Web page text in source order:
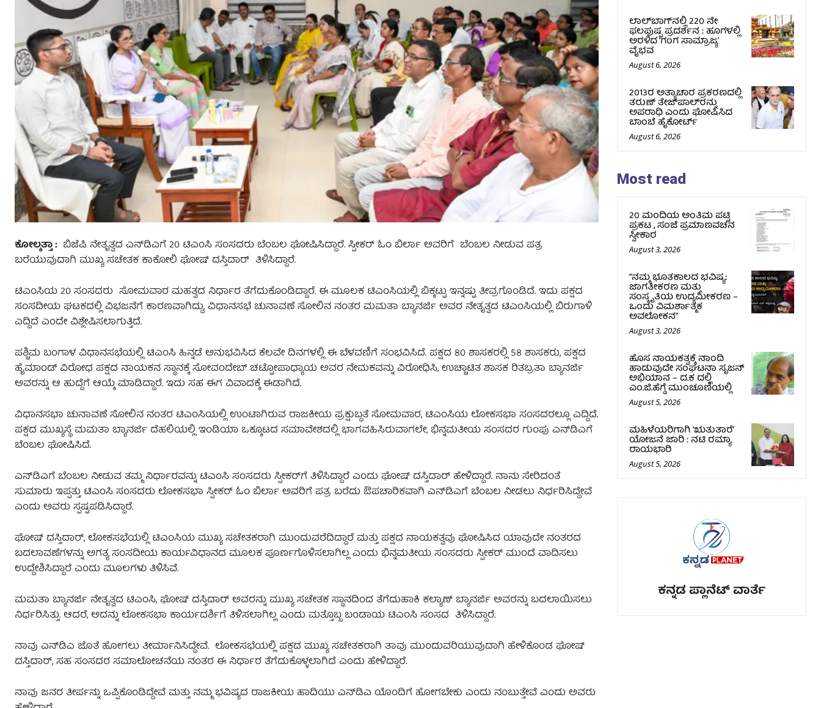
ಕೋಲ್ಕತ್ತಾ : ಬಿಜೆಪಿ ನೇತೃತ್ವದ ಎನ್‌ಡಿಎಗೆ 20 ಟಿಎಂಸಿ ಸಂಸದರು ಬೆಂಬಲ ಘೋಷಿಸಿದ್ದಾರೆ. ಸ್ಪೀಕರ್ ಓಂ ಬಿರ್ಲಾ ಅವರಿಗೆ ಬೆಂಬಲ ನೀಡುವ ಪತ್ರ
ಬರೆಯುವುದಾಗಿ ಮುಖ್ಯ ಸಚೇತಕ ಕಾಕೋಲಿ ಘೋಷ್ ದಸ್ತಿದಾರ್ ತಿಳಿಸಿದ್ದಾರೆ.
ಟಿಎಂಸಿಯ 20 ಸಂಸದರು ಸೋಮವಾರ ಮಹತ್ವದ ನಿರ್ಧಾರ ತೆಗೆದುಕೊಂಡಿದ್ದಾರೆ. ಈ ಮೂಲಕ ಟಿಎಂಸಿಯಲ್ಲಿ ಬಿಕ್ಕಟ್ಟು ಇನ್ನಷ್ಟು ತೀವ್ರಗೊಂಡಿದೆ. ಇದು ಪಕ್ಷದ
ಸಂಸದೀಯ ಘಟಕದಲ್ಲಿ ವಿಭಜನೆಗೆ ಕಾರಣವಾಗಿದ್ದು, ವಿಧಾನಸಭೆ ಚುನಾವಣೆ ಸೋಲಿನ ನಂತರ ಮಮತಾ ಬ್ಯಾನರ್ಜಿ ಅವರ ನೇತೃತ್ವದ ಟಿಎಂಸಿಯಲ್ಲಿ ಬಿರುಗಾಳಿ
ಎದ್ದಿದೆ ಎಂದೇ ವಿಶ್ಲೇಷಿಸಲಾಗುತ್ತಿದೆ.
ಪಶ್ಚಿಮ ಬಂಗಾಳ ವಿಧಾನಸಭೆಯಲ್ಲಿ ಟಿಎಂಸಿ ಹಿನ್ನಡೆ ಅನುಭವಿಸಿದ ಕೆಲವೇ ದಿನಗಳಲ್ಲಿ ಈ ಬೆಳವಣಿಗೆ ಸಂಭವಿಸಿದೆ. ಪಕ್ಷದ 80 ಶಾಸಕರಲ್ಲಿ 58 ಶಾಸಕರು, ಪಕ್ಷದ
ಹೈಮಾಂಡ್ ವಿರೋಧ ಪಕ್ಷದ ನಾಯಕನ ಸ್ಥಾನಕ್ಕೆ ಸೋವಂದೇಬ್ ಚಟ್ಟೋಪಾಧ್ಯಾಯ ಅವರ ನೇಮಕವನ್ನು ವಿರೋಧಿಸಿ, ಉಚ್ಚಾಟಿತ ಶಾಸಕ ರಿತಬ್ರತಾ ಬ್ಯಾನರ್ಜಿ
ಅವರನ್ನು ಆ ಹುದ್ದೆಗೆ ಆಯ್ಕೆ ಮಾಡಿದ್ದಾರೆ. ಇದು ಸಹ ಈಗ ವಿವಾದಕ್ಕೆ ಈಡಾಗಿದೆ.
ವಿಧಾನಸಭಾ ಚುನಾವಣೆ ಸೋಲಿನ ನಂತರ ಟಿಎಂಸಿಯಲ್ಲಿ ಉಂಟಾಗಿರುವ ರಾಜಕೀಯ ಪ್ರಕ್ಷುಬ್ಧತೆ ಸೋಮವಾರ, ಟಿಎಂಸಿಯ ಲೋಕಸಭಾ ಸಂಸದರಲ್ಲೂ ಎದ್ದಿದೆ.
ಪಕ್ಷದ ಮುಖ್ಯಸ್ಥೆ ಮಮತಾ ಬ್ಯಾನರ್ಜಿ ದೆಹಲಿಯಲ್ಲಿ ಇಂಡಿಯಾ ಒಕ್ಕೂಟದ ಸಮಾವೇಶದಲ್ಲಿ ಭಾಗವಹಿಸಿರುವಾಗಲೇ, ಭಿನ್ನಮತೀಯ ಸಂಸದರ ಗುಂಪು ಎನ್‌ಡಿಎಗೆ
ಬೆಂಬಲ ಘೋಷಿಸಿದೆ.
ಎನ್‌ಡಿಎಗೆ ಬೆಂಬಲ ನೀಡುವ ತಮ್ಮ ನಿರ್ಧಾರವನ್ನು ಟಿಎಂಸಿ ಸಂಸದರು ಸ್ಪೀಕರ್‌ಗೆ ತಿಳಿಸಿದ್ದಾರೆ ಎಂದು ಘೋಷ್ ದಸ್ತಿದಾರ್ ಹೇಳಿದ್ದಾರೆ. ನಾನು ಸೇರಿದಂತೆ
ಸುಮಾರು ಇಪ್ಪತ್ತು ಟಿಎಂಸಿ ಸಂಸದರು ಲೋಕಸಭಾ ಸ್ಪೀಕರ್ ಓಂ ಬಿರ್ಲಾ ಅವರಿಗೆ ಪತ್ರ ಬರೆದು ಔಪಚಾರಿಕವಾಗಿ ಎನ್‌ಡಿಎಗೆ ಬೆಂಬಲ ನೀಡಲು ನಿರ್ಧರಿಸಿದ್ದೇವೆ
ಎಂದು ಅವರು ಸ್ಪಷ್ಟಪಡಿಸಿದ್ದಾರೆ.
ಘೋಷ್ ದಸ್ತಿದಾರ್, ಲೋಕಸಭೆಯಲ್ಲಿ ಟಿಎಂಸಿಯ ಮುಖ್ಯ ಸಚೇತಕರಾಗಿ ಮುಂದುವರೆದಿದ್ದಾರೆ ಮತ್ತು ಪಕ್ಷದ ನಾಯಕತ್ವವು ಘೋಷಿಸಿದ ಯಾವುದೇ ನಂತರದ
ಬದಲಾವಣೆಗಳನ್ನು ಅಗತ್ಯ ಸಂಸದೀಯ ಕಾರ್ಯವಿಧಾನದ ಮೂಲಕ ಪೂರ್ಣಗೊಳಿಸಲಾಗಿಲ್ಲ ಎಂದು ಭಿನ್ನಮತೀಯ ಸಂಸದರು ಸ್ಪೀಕರ್ ಮುಂದೆ ವಾದಿಸಲು
ಉದ್ದೇಶಿಸಿದ್ದಾರೆ ಎಂದು ಮೂಲಗಳು ತಿಳಿಸಿವೆ.
ಮಮತಾ ಬ್ಯಾನರ್ಜಿ ನೇತೃತ್ವದ ಟಿಎಂಸಿ, ಘೋಷ್ ದಸ್ತಿದಾರ್ ಅವರನ್ನು ಮುಖ್ಯ ಸಚೇತಕ ಸ್ಥಾನದಿಂದ ತೆಗೆದುಹಾಕಿ ಕಲ್ಯಾಣ್ ಬ್ಯಾನರ್ಜಿ ಅವರನ್ನು ಬದಲಾಯಿಸಲು
ನಿರ್ಧರಿಸಿತ್ತು. ಆದರೆ, ಅದನ್ನು ಲೋಕಸಭಾ ಕಾರ್ಯದರ್ಶಿಗೆ ತಿಳಿಸಲಾಗಿಲ್ಲ ಎಂದು ಮತ್ತೊಬ್ಬ ಬಂಡಾಯ ಟಿಎಂಸಿ ಸಂಸದ ತಿಳಿಸಿದ್ದಾರೆ.
ನಾವು ಎನ್‌ಡಿಎ ಜೊತೆ ಹೋಗಲು ತೀರ್ಮಾನಿಸಿದ್ದೇವೆ. ಲೋಕಸಭೆಯಲ್ಲಿ ಪಕ್ಷದ ಮುಖ್ಯ ಸಚೇತಕರಾಗಿ ತಾವು ಮುಂದುವರಿಯುವುದಾಗಿ ಹೇಳಿಕೊಂಡ ಘೋಷ್
ದಸ್ತಿದಾರ್, ಸಹ ಸಂಸದರ ಸಮಾಲೋಚನೆಯ ನಂತರ ಈ ನಿರ್ಧಾರ ತೆಗೆದುಕೊಳ್ಳಲಾಗಿದೆ ಎಂದು ಹೇಳಿದ್ದಾರೆ.
ನಾವು ಜನರ ತೀರ್ಪನ್ನು ಒಪ್ಪಿಕೊಂಡಿದ್ದೇವೆ ಮತ್ತು ನಮ್ಮ ಭವಿಷ್ಯದ ರಾಜಕೀಯ ಹಾದಿಯು ಎನ್‌ಡಿಎ ಯೊಂದಿಗೆ ಹೋಗಬೇಕು ಎಂದು ನಂಬುತ್ತೇವೆ ಎಂದು ಅವರು
ಲಾಲ್‍ಬಾಗ್‍ನಲ್ಲಿ 220 ನೇ
ಫಲಪುಷ್ಪ ಪ್ರದರ್ಶನ : ಹೂಗಳಲ್ಲಿ
ಅರಳಿದ ‘ಗಂಗ ಸಾಮ್ರಾಜ್ಯ’
ವೈಭವ
August 6, 2026
2013ರ ಅತ್ಯಾಚಾರ ಪ್ರಕರಣದಲ್ಲಿ
ತರುಣ್ ತೇಜ್‌ಪಾಲ್‌ರನ್ನು
ಅಪರಾಧಿ ಎಂದು ಘೋಷಿಸಿದ
ಬಾಂಬೆ ಹೈಕೋರ್ಟ್
August 6, 2026
Most read
20 ಮಂದಿಯ ಅಂತಿಮ ಪಟ್ಟಿ
ಪ್ರಕಟ , ಸಂಜೆ ಪ್ರಮಾಣವಚನ
ಸ್ವೀಕಾರ
August 3, 2026
“ನಮ್ಮ ಭೂತಕಾಲದ ಭವಿಷ್ಯ:
ಜಾಗತೀಕರಣ ಮತ್ತು
ಸಂಸ್ಕೃತಿಯ ಉದ್ಯಮೀಕರಣ –
ಒಂದು ವಿಮರ್ಶಾತ್ಮಕ
ಅವಲೋಕನ”
August 3, 2026
ಹೊಸ ನಾಯಕತ್ವಕ್ಕೆ ನಾಂದಿ
ಹಾಡುವುದೇ ಸಂಘಟನಾ ಸೃಜನ್
ಅಭಿಯಾನ – ದ.ಕ ದಲ್ಲಿ
ಎಂ.ಜಿ.ಹೆಗ್ಡೆ ಮುಂಚೂಣಿಯಲ್ಲಿ
August 5, 2026
ಮಹಿಳೆಯರಿಗಾಗಿ ʼಋತುತಾರೆʼ
ಯೋಜನೆ ಜಾರಿ : ನಟಿ ರಮ್ಯಾ
ರಾಯಭಾರಿ
August 5, 2026
ಕನ್ನಡ ಪ್ಲಾನೆಟ್ ವಾರ್ತೆ